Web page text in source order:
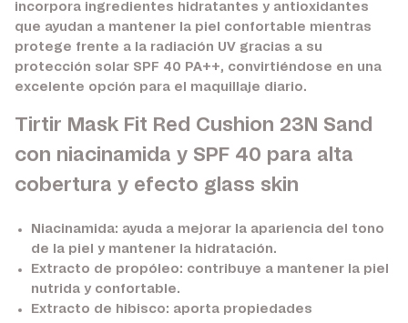
incorpora ingredientes hidratantes y antioxidantes
que ayudan a mantener la piel confortable mientras
protege frente a la radiación UV gracias a su
protección solar SPF 40 PA++, convirtiéndose en una
excelente opción para el maquillaje diario.
Tirtir Mask Fit Red Cushion 23N Sand
con niacinamida y SPF 40 para alta
cobertura y efecto glass skin
Niacinamida: ayuda a mejorar la apariencia del tono
de la piel y mantener la hidratación.
Extracto de propóleo: contribuye a mantener la piel
nutrida y confortable.
Extracto de hibisco: aporta propiedades